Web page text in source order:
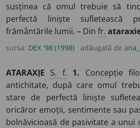
susținea că omul trebuie să
perfectă liniște sufletească
frământările lumii. – Din fr.
sursa: DEX '98 (1998) adăugată de
ATARAXIE S. f. 1. Concepție
antichitate, după care omul
stare de perfectă liniște
oricăror emoții, sentimente sau
bolnăvicioasă de pasivitate a unui